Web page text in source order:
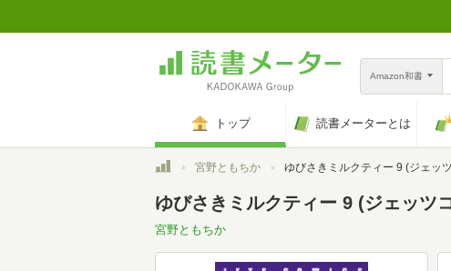
Amazon和書
トップ 読書メーターとは
トップ宮野ともちか ゆびさきミルクティー 9 (ジェッツコミックス)
ゆびさきミルクティー 9 (ジェッツ
宮野ともちか